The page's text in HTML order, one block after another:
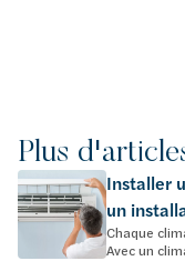
Plus
Installer
un
Chaque
Avec un